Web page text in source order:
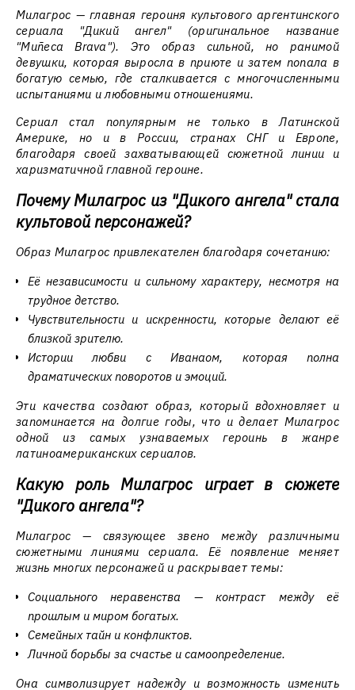
Милагрос — главная героиня культового аргентинского
сериала "Дикий ангел" (оригинальное название
"Muñeca Brava"). Это образ сильной, но ранимой
девушки, которая выросла в приюте и затем попала в
богатую семью, где сталкивается с многочисленными
испытаниями и любовными отношениями.
Сериал стал популярным не только в Латинской
Америке, но и в России, странах СНГ и Европе,
благодаря своей захватывающей сюжетной линии и
харизматичной главной героине.
Почему Милагрос из "Дикого ангела" стала
культовой персонажей?
Образ Милагрос привлекателен благодаря сочетанию:
Её независимости и сильному характеру, несмотря на
трудное детство.
Чувствительности и искренности, которые делают её
близкой зрителю.
Истории любви с Иванаом, которая полна
драматических поворотов и эмоций.
Эти качества создают образ, который вдохновляет и
запоминается на долгие годы, что и делает Милагрос
одной из самых узнаваемых героинь в жанре
латиноамериканских сериалов.
Какую роль Милагрос играет в сюжете
"Дикого ангела"?
Милагрос — связующее звено между различными
сюжетными линиями сериала. Её появление меняет
жизнь многих персонажей и раскрывает темы:
Социального неравенства — контраст между её
прошлым и миром богатых.
Семейных тайн и конфликтов.
Личной борьбы за счастье и самоопределение.
Она символизирует надежду и возможность изменить